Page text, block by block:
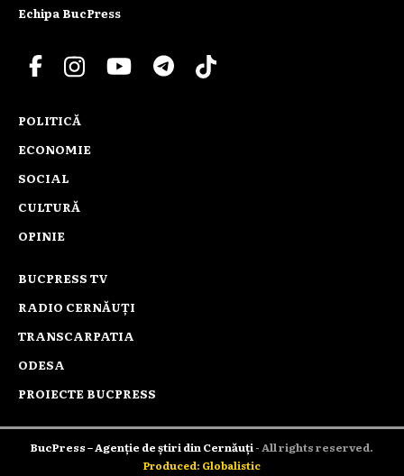
Echipa BucPress
POLITICĂ
ECONOMIE
SOCIAL
CULTURĂ
OPINIE
BUCPRESS TV
RADIO CERNĂUȚI
TRANSCARPATIA
ODESA
PROIECTE BUCPRESS
BucPress – Agenție de știri din Cernăuți- All rights reserved.
Produced: Globalistic